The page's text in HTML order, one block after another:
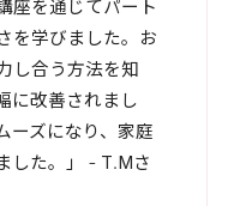
座を通じてパート
を学びました。お
し合う方法を知
に改善されまし
ーズになり、家庭
した。」 - T.Mさ